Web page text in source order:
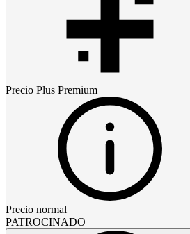
Precio Plus Premium
Precio normal
PATROCINADO